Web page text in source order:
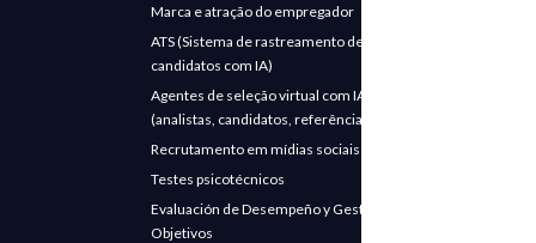
Marca e atração do empregador
ATS (Sistema de rastreamento de
candidatos com IA)
Agentes de seleção virtual com IA
(analistas, candidatos, referências)
Recrutamento em mídias sociais
Testes psicotécnicos
Evaluación de Desempeño y Gestión de
Objetivos